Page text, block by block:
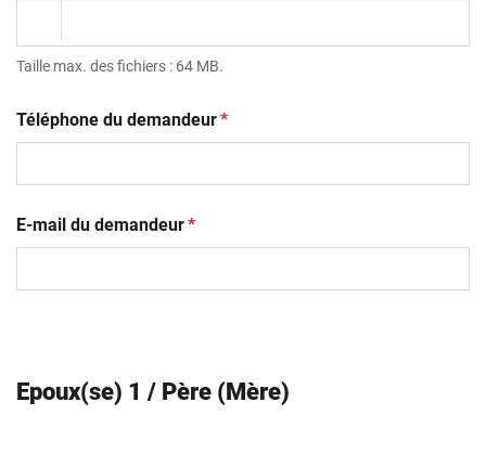
Taille max. des fichiers : 64 MB.
Téléphone du demandeur(obligatoire)
*
E-mail du demandeur(obligatoire)
*
Epoux(se) 1 / Père (Mère)